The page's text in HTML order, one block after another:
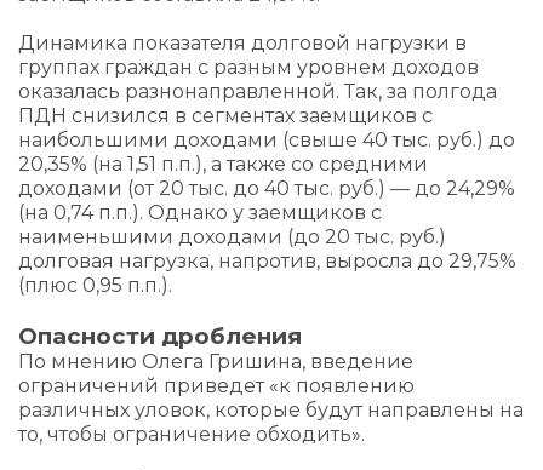
Динамика показателя долговой нагрузки в
группах граждан с разным уровнем доходов
оказалась разнонаправленной. Так, за полгода
ПДН снизился в сегментах заемщиков с
наибольшими доходами (свыше 40 тыс. руб.) до
20,35% (на 1,51 п.п.), а также со средними
доходами (от 20 тыс. до 40 тыс. руб.) — до 24,29%
(на 0,74 п.п.). Однако у заемщиков с
наименьшими доходами (до 20 тыс. руб.)
долговая нагрузка, напротив, выросла до 29,75%
(плюс 0,95 п.п.).
Опасности дробления
По мнению Олега Гришина, введение
ограничений приведет «к появлению
различных уловок, которые будут направлены на
то, чтобы ограничение обходить».